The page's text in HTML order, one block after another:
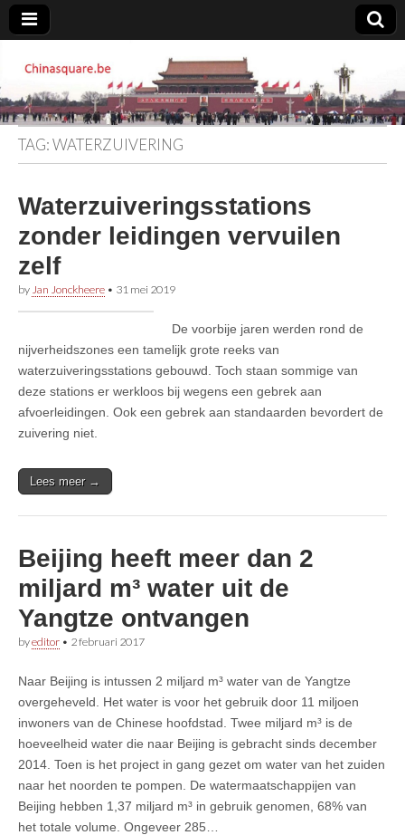
Chinasquare.be
TAG:WATERZUIVERING
Waterzuiveringsstations
zonder leidingen vervuilen
zelf
by Jan Jonckheere • 31 mei 2019
De voorbije jaren werden rond de
nijverheidszones een tamelijk grote reeks van
waterzuiveringsstations gebouwd. Toch staan sommige van
deze stations er werkloos bij wegens een gebrek aan
afvoerleidingen. Ook een gebrek aan standaarden bevordert de
zuivering niet.
Lees meer →
Beijing heeft meer dan 2
miljard m³ water uit de
Yangtze ontvangen
byeditor • 2 februari 2017
Naar Beijing is intussen 2 miljard m³ water van de Yangtze
overgeheveld. Het water is voor het gebruik door 11 miljoen
inwoners van de Chinese hoofdstad. Twee miljard m³ is de
hoeveelheid water die naar Beijing is gebracht sinds december
2014. Toen is het project in gang gezet om water van het zuiden
naar het noorden te pompen. De watermaatschappijen van
Beijing hebben 1,37 miljard m³ in gebruik genomen, 68% van
het totale volume. Ongeveer 285…